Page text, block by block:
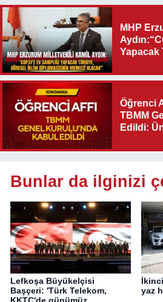
MHP
Yapacak
Olacak"
Öğrenci
TBMM
Edildi:
Bunlar da ilginizi
Lefkoşa Büyükelçisi
Başçeri: 'Türk Telekom,
yaz